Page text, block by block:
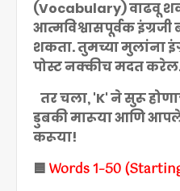
(Vocabulary) वाढवू
आत्मविश्वासपूर्वक
शकता. तुमच्या मुलांना
पोस्ट नक्कीच मदत
तर चला, 'K' ने सुरू
डुबकी मारूया आणि
करूया!
🟦 Words 1–50